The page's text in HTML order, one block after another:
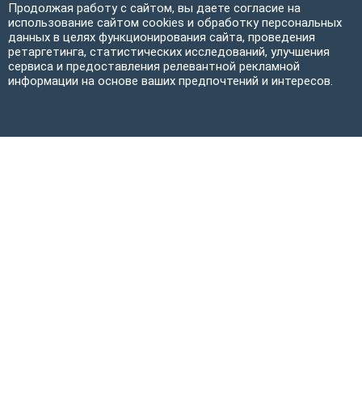
Продолжая работу с сайтом, вы даете согласие на
использование сайтом cookies и обработку персональных
данных в целях функционирования сайта, проведения
ретаргетинга, статистических исследований, улучшения
сервиса и предоставления релевантной рекламной
информации на основе ваших предпочтений и интересов.